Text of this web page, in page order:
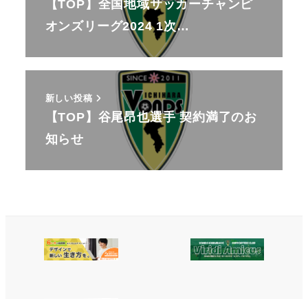
【TOP】全国地域サッカーチャンピ
オンズリーグ2024 1次…
新しい投稿
【TOP】谷尾昂也選手 契約満了のお
知らせ